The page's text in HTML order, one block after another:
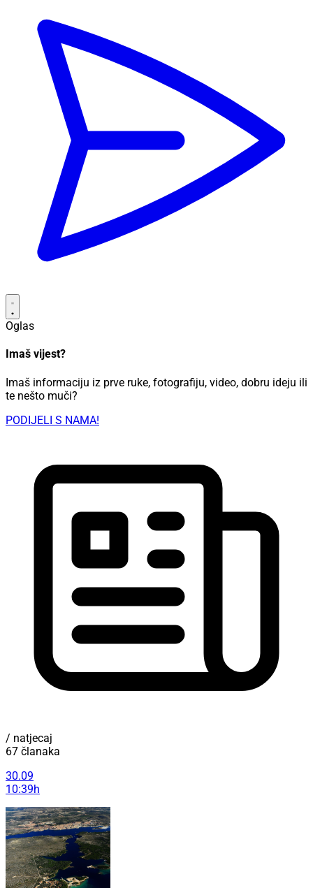
Oglas
Imaš vijest?
Imaš informaciju iz prve ruke, fotografiju, video, dobru ideju ili
te nešto muči?
PODIJELI S NAMA!
/ natjecaj
67 članaka
30.09
10:39h